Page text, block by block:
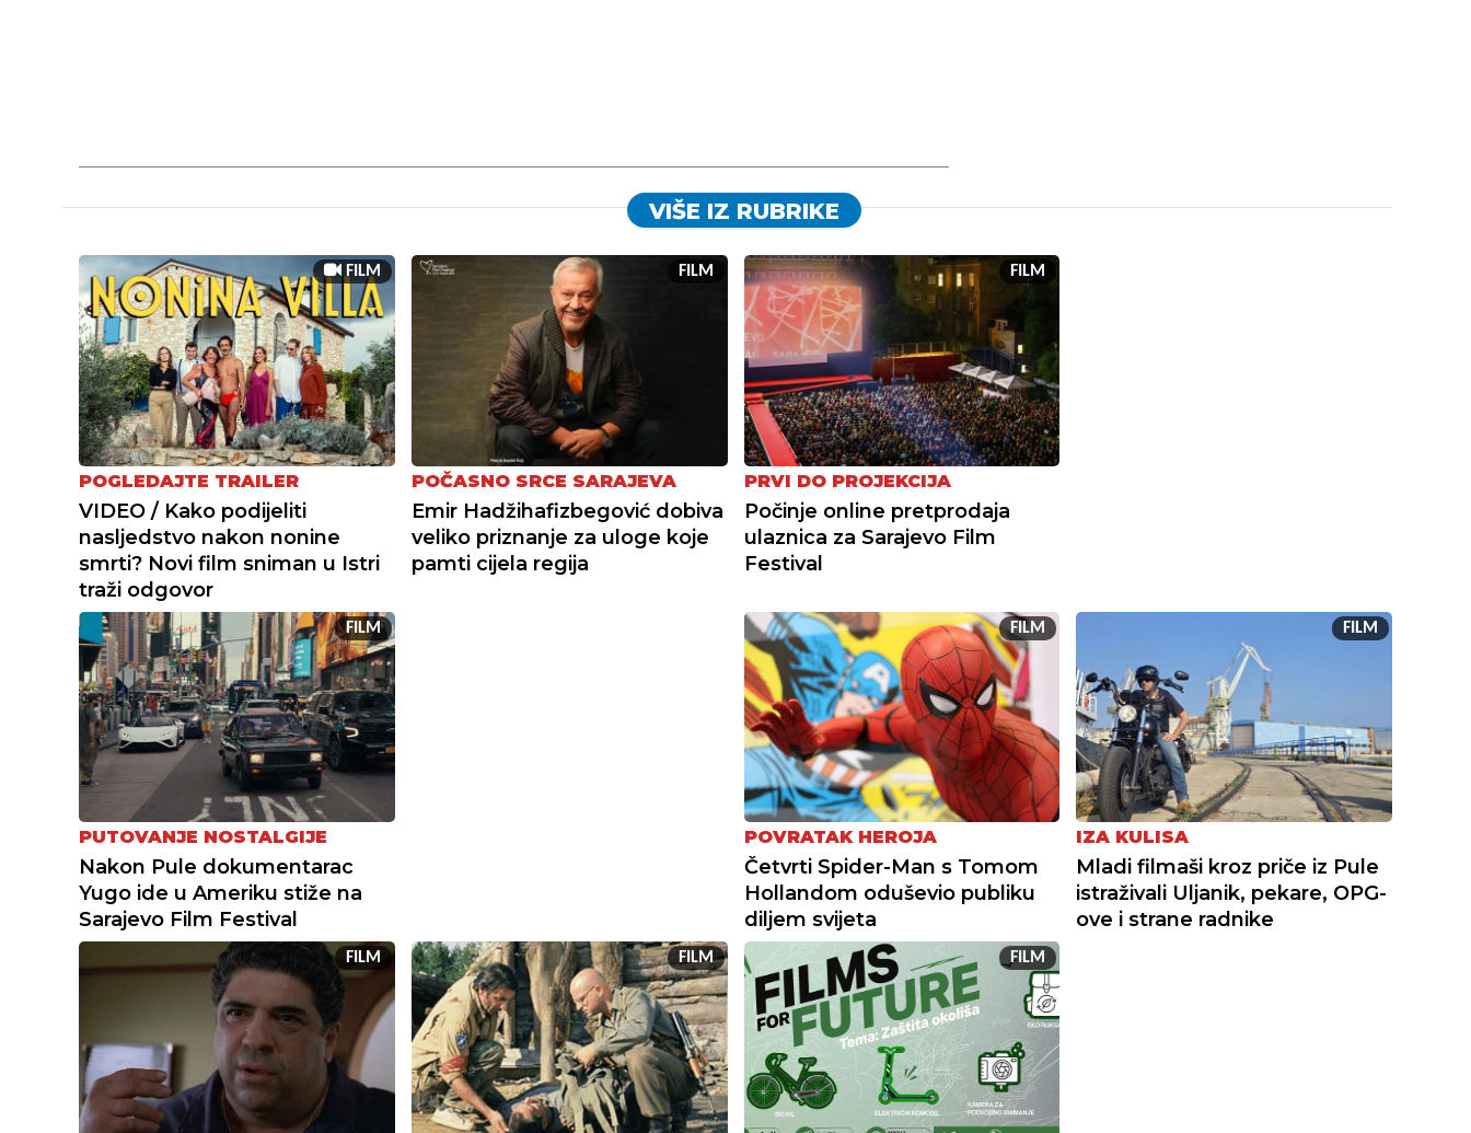
VIŠE IZ RUBRIKE
FILM
POGLEDAJTE TRAILER
VIDEO / Kako podijeliti
nasljedstvo nakon nonine
smrti? Novi film sniman u Istri
traži odgovor
FILM
POČASNO SRCE SARAJEVA
Emir Hadžihafizbegović dobiva
veliko priznanje za uloge koje
pamti cijela regija
FILM
PRVI DO PROJEKCIJA
Počinje online pretprodaja
ulaznica za Sarajevo Film
Festival
FILM
PUTOVANJE NOSTALGIJE
Nakon Pule dokumentarac
Yugo ide u Ameriku stiže na
Sarajevo Film Festival
FILM
POVRATAK HEROJA
Četvrti Spider-Man s Tomom
Hollandom oduševio publiku
diljem svijeta
FILM
IZA KULISA
Mladi filmaši kroz priče iz Pule
istraživali Uljanik, pekare, OPG-
ove i strane radnike
FILM FILM FILM